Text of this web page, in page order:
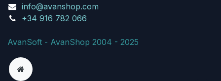
info@avanshop.com
+34 916 782 066
AvanSoft - AvanShop 2004 - 2025